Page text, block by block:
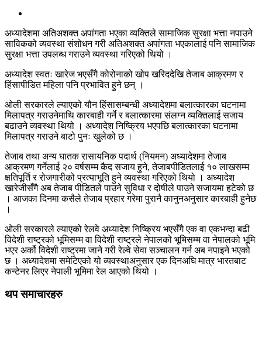
अध्यादेशमा अतिअशक्त अपांगता भएका व्यक्तिले सामाजिक सुरक्षा भत्ता नपाउने
साविकको व्यवस्था संशोधन गरी अतिअशक्त अपांगता भएकालाई पनि सामाजिक
सुरक्षा भत्ता उपलब्ध गराउने व्यवस्था गरिएको थियो ।
अध्यादेश स्वतः खारेज भएसँगै कोरोनाको खोप खरिददेखि तेजाब आक्रमण र
हिंसापीडित महिला पनि प्रभावित हुने छन् ।
ओली सरकारले ल्याएको यौन हिंसासम्बन्धी अध्यादेशमा बलात्कारका घटनामा
मिलापत्र गराउनेमाथि कारबाही गर्ने र बलात्कारमा संलग्न व्यक्तिलाई सजाय
बढाउने व्यवस्था थियो । अध्यादेश निष्क्रिय भएपछि बलात्कारका घटनामा
मिलापत्र गराउने बाटो पुनः खुलेको छ ।
तेजाब तथा अन्य घातक रासायनिक पदार्थ (नियमन) अध्यादेशमा तेजाब
आक्रमण गर्नेलाई २० वर्षसम्म कैद सजाय हुने, तेजाबपीडितलाई १० लाखसम्म
क्षतिपूर्ति र रोजगारीको प्रत्याभूति हुने व्यवस्था गरिएको थियो । अध्यादेश
खारेजीसँगै अब तेजाब पीडितले पाउने सुविधा र दोषीले पाउने सजायमा हटेको छ
। आजका दिनमा कसैले तेजाब प्रहार गरेमा पुरानै कानुनअनुसार कारबाही हुनेछ
।
ओली सरकारले ल्याएको रेलवे अध्यादेश निष्क्रिय भएसँगै एक वा एकभन्दा बढी
विदेशी राष्ट्रको भूमिसम्म वा विदेशी राष्ट्रले नेपालको भूमिसम्म वा नेपालको भूमि
भएर अर्को विदेशी राष्ट्रमा जाने गरी रेल्वे सेवा सञ्चालन गर्न अब नपाइने भएको
छ । अध्यादेशमा समेटिएको यो व्यवस्थाअनुसार एक दिनअघि मात्र भारतबाट
कन्टेनर लिएर नेपाली भूमिमा रेल आएको थियो ।
थप समाचारहरु